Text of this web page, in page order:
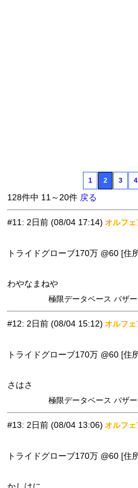
1 2 3 4
128件中 11～20件 戻る
#11: 2日前 (08/04 17:14) オルフ
トライドグローブ170万 @60 [住
わやなまねや
極限データベース バザ
#12: 2日前 (08/04 15:12) オルフ
トライドグローブ170万 @60 [住
さはさ
極限データベース バザ
#13: 2日前 (08/04 13:06) オルフ
トライドグローブ170万 @60 [住